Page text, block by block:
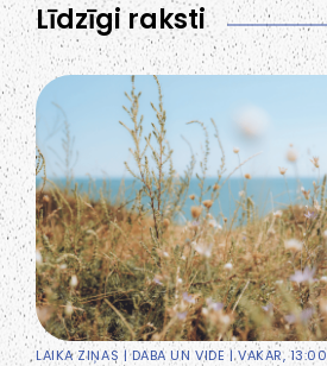
Līdzīgi raksti
LAIKA ZIŅAS |DABA UN VIDE| VAKAR, 13:00